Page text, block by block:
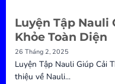
Luyện Tập Nauli
Khỏe Toàn Diện
26 Tháng 2, 2025
Luyện Tập Nauli Giúp Cải
thiệu về Nauli...